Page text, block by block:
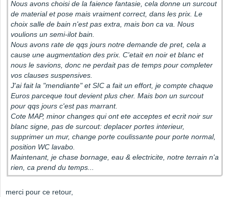
Nous avons choisi de la faience fantasie, cela donne un surcout
de material et pose mais vraiment correct, dans les prix. Le
choix salle de bain n'est pas extra, mais bon ca va. Nous
voulions un semi-ilot bain.
Nous avons rate de qqs jours notre demande de pret, cela a
cause une augmentation des prix. C'etait en noir et blanc et
nous le savions, donc ne perdait pas de temps pour completer
vos clauses suspensives.
J'ai fait la "mendiante" et SIC a fait un effort, je compte chaque
Euros parceque tout devient plus cher. Mais bon un surcout
pour qqs jours c'est pas marrant.
Cote MAP, minor changes qui ont ete acceptes et ecrit noir sur
blanc signe, pas de surcout: deplacer portes interieur,
supprimer un mur, change porte coulissante pour porte normal,
position WC lavabo.
Maintenant, je chase bornage, eau & electricite, notre terrain n'a
rien, ca prend du temps...
merci pour ce retour,